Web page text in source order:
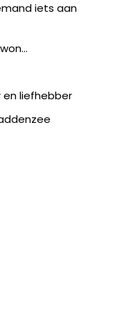
iets aan
en liefhebber